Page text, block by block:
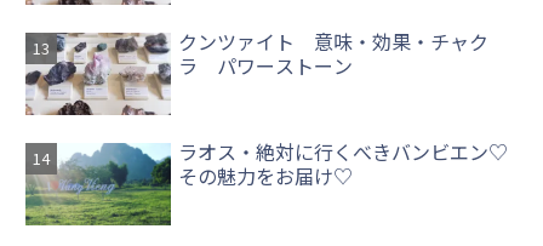
クンツァイト 意味・効果・チャク
ラ パワーストーン
ラオス・絶対に行くべきバンビエン♡
その魅力をお届け♡